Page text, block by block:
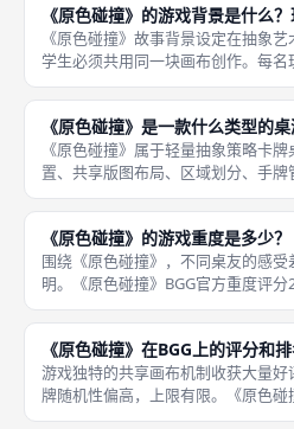
家直接取
《原色碰撞》的游戏背景是什么
《原色碰撞》故事背景设定在抽象
学生必须共用同一块画布创作。每
需要按照教授布置的作业，在画布
价。 玩家既要完成自己的创作目标
他的计分区
《原色碰撞》是一款什么类型的桌
《原色碰撞》属于轻量抽象策略卡
置、共享版图布局、区域划分、手
有骰子、随机战斗，所有随机性来
标。 区别于绝大多数独立拼图抽象
块画布，大家
《原色碰撞》的游戏重度是多少？
围绕《原色碰撞》，不同桌友的感
明。《原色碰撞》BGG官方重度评
戏基础规则十分钟就能讲解完毕，
只有一套基础行动。 策略深度体现
区、封
《原色碰撞》在BGG上的评分和排
游戏独特的共享画布机制收获大量
牌随机性偏高，上限有限。《原色
综合玩家均分大约6.9分，整体处于